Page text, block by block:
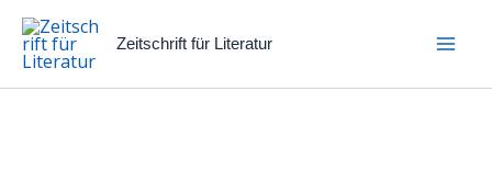
Zum
Inhalt
springen
Zeitschrift für Literatur